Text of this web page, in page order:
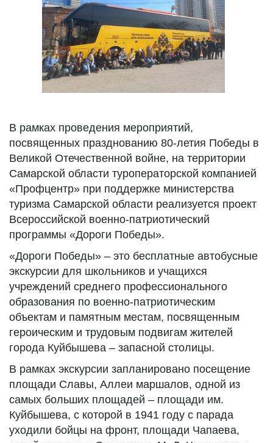
В рамках проведения мероприятий,
посвященных празднованию 80-летия Победы в
Великой Отечественной войне, на территории
Самарской области туроператорской компанией
«Профцентр» при поддержке министерства
туризма Самарской области реализуется проект
Всероссийской военно-патриотический
программы «Дороги Победы».
«Дороги Победы» – это бесплатные автобусные
экскурсии для школьников и учащихся
учреждений среднего профессионального
образования по военно-патриотическим
объектам и памятным местам, посвященным
героическим и трудовым подвигам жителей
города Куйбышева – запасной столицы.
В рамках экскурсии запланировано посещение
площади Славы, Аллеи маршалов, одной из
самых больших площадей – площади им.
Куйбышева, с которой в 1941 году с парада
уходили бойцы на фронт, площади Чапаева,